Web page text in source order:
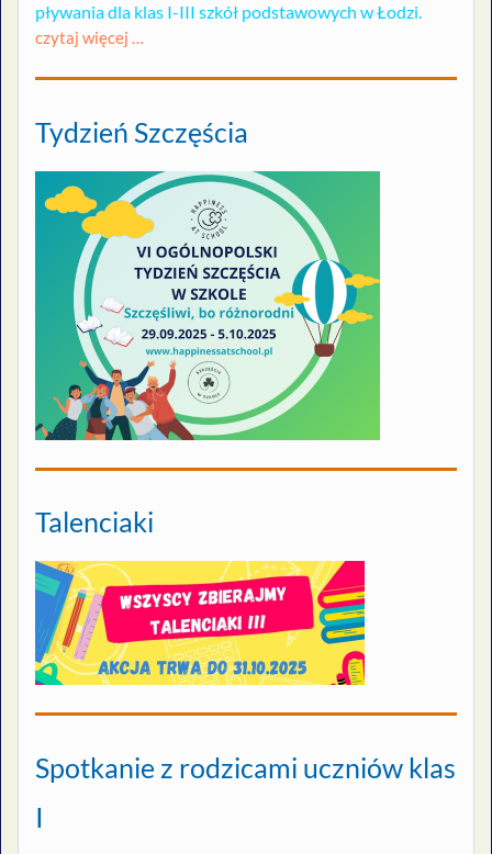
pływania dla klas I-III szkół podstawowych w Łodzi.
czytaj więcej …
Tydzień Szczęścia
Talenciaki
Spotkanie z rodzicami uczniów klas
I